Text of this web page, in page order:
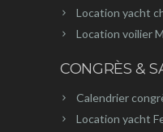
Location yacht
Location voilier
CONGRÈS &
Calendrier
Location yacht